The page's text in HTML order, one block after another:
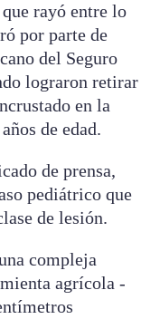
rayó entre lo
por parte de
del Seguro
lograron retirar
en la
de edad.
de prensa,
pediátrico que
de lesión.
compleja
agrícola -